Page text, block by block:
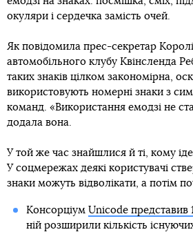
окуляри і сердечка замість очей.
Як повідомила прес-секретар
автомобільного клубу Квінсленда
таких знаків цілком закономірна,
використовують номерні знаки з
команд. «Використання емодзі не
додала вона.
У той же час знайшлися й ті, кому
У соцмережах деякі користувачі
знаки можуть відволікати, а потім
Консорціум Unicode представив
ній розширили кількість